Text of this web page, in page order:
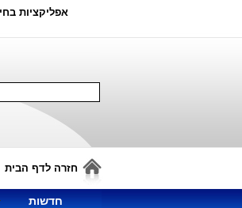
אפליקציות
חזרה לדף הבית
חדשות